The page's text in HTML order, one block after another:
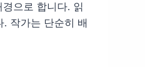
으로 합니다. 읽
작가는 단순히 배